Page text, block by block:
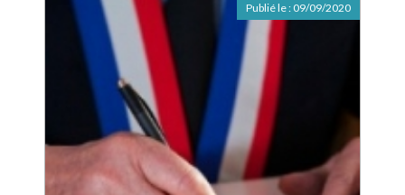
Publié le : 09/09/2020